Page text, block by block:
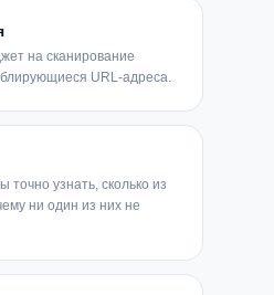
на сканирование
URL-адреса.
точно узнать, сколько из
ни один из них не